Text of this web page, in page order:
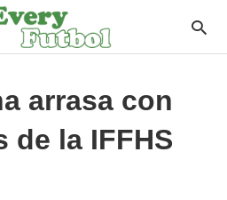
arrasa con
de la IFFHS